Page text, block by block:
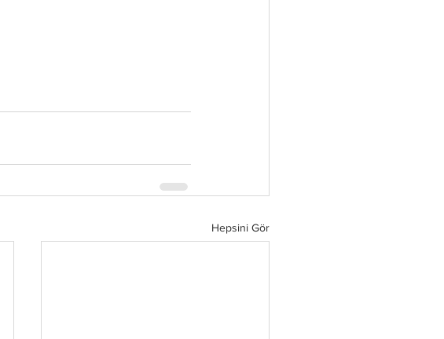
Hepsini Gör